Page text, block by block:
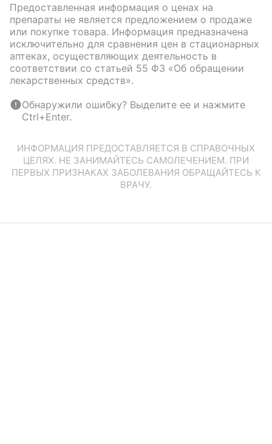
Предоставленная информация о ценах на
препараты не является предложением о продаже
или покупке товара. Информация предназначена
исключительно для сравнения цен в стационарных
аптеках, осуществляющих деятельность в
соответствии со статьей 55 ФЗ «Об обращении
лекарственных средств».
Обнаружили ошибку? Выделите ее и нажмите
Ctrl+Enter.
ИНФОРМАЦИЯ ПРЕДОСТАВЛЯЕТСЯ В СПРАВОЧНЫХ
ЦЕЛЯХ. НЕ ЗАНИМАЙТЕСЬ САМОЛЕЧЕНИЕМ. ПРИ
ПЕРВЫХ ПРИЗНАКАХ ЗАБОЛЕВАНИЯ ОБРАЩАЙТЕСЬ К
ВРАЧУ.